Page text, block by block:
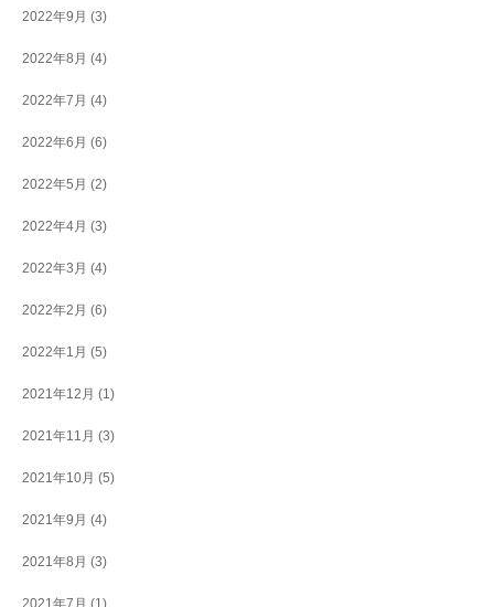
2022年9月 (3)
2022年8月 (4)
2022年7月 (4)
2022年6月 (6)
2022年5月 (2)
2022年4月 (3)
2022年3月 (4)
2022年2月 (6)
2022年1月 (5)
2021年12月 (1)
2021年11月 (3)
2021年10月 (5)
2021年9月 (4)
2021年8月 (3)
2021年7月 (1)